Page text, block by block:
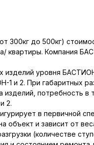
300кг до 500кг)
квартиры. Компания
изделий уровня
1 и 2. При габаритных
потребность в
2.
в первичной
объект и зависит от
(количестве